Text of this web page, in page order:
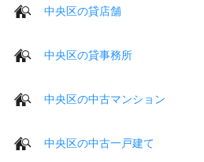
中央区の貸店舗
中央区の貸事務所
中央区の中古マンション
中央区の中古一戸建て